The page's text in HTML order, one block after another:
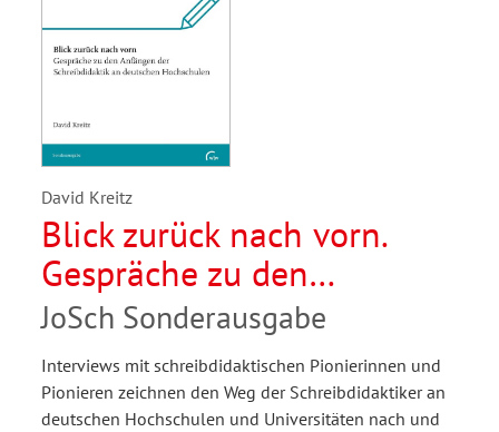
David Kreitz
Blick zurück nach vorn.
Gespräche zu den
Anfängen der
Schreibdidaktik an
deutschen Hochschulen
JoSch Sonderausgabe
Interviews mit schreibdidaktischen Pionierinnen und
Pionieren zeichnen den Weg der Schreibdidaktiker an
deutschen Hochschulen und Universitäten nach und